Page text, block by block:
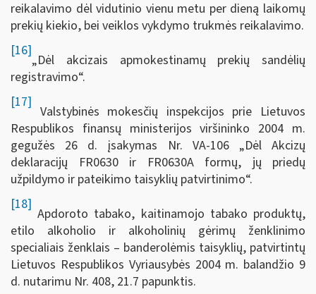
reikalavimo dėl vidutinio vienu metu per dieną laikomų
prekių kiekio, bei veiklos vykdymo trukmės reikalavimo.
[16]
„Dėl akcizais apmokestinamų prekių sandėlių
registravimo“.
[17]
Valstybinės mokesčių inspekcijos prie Lietuvos
Respublikos finansų ministerijos viršininko 2004 m.
gegužės 26 d. įsakymas Nr. VA-106 „Dėl Akcizų
deklaracijų FR0630 ir FR0630A formų, jų priedų
užpildymo ir pateikimo taisyklių patvirtinimo“.
[18]
Apdoroto tabako, kaitinamojo tabako produktų,
etilo alkoholio ir alkoholinių gėrimų ženklinimo
specialiais ženklais – banderolėmis taisyklių, patvirtintų
Lietuvos Respublikos Vyriausybės 2004 m. balandžio 9
d. nutarimu Nr. 408, 21.7 papunktis.